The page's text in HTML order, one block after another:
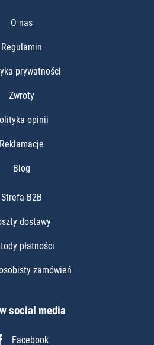
O nas
Regulamin
prywatności
Zwroty
opinii
Reklamacje
Blog
Strefa B2B
dostawy
płatności
zamówień
social media
Facebook